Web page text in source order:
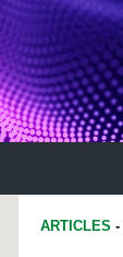
ARTICLES -